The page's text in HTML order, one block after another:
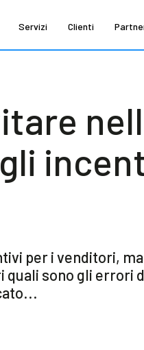
Servizi Clienti
per i venditori,
sono gli errori